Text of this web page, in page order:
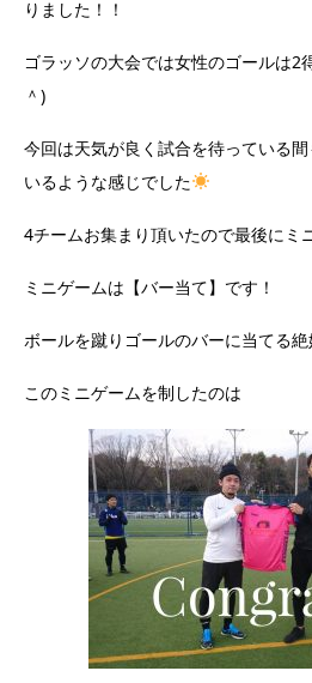
りました！！
ゴラッソの大会では女性のゴールは2
＾)
今回は天気が良く試合を待っている
いるような感じでした
4チームお集まり頂いたので最後にミ
ミニゲームは【バー当て】です！
ボールを蹴りゴールのバーに当てる
このミニゲームを制したのは